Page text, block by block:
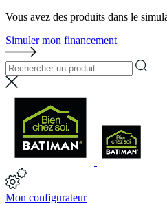
Vous avez des produits dans le
Simuler mon financement
Mon configurateur